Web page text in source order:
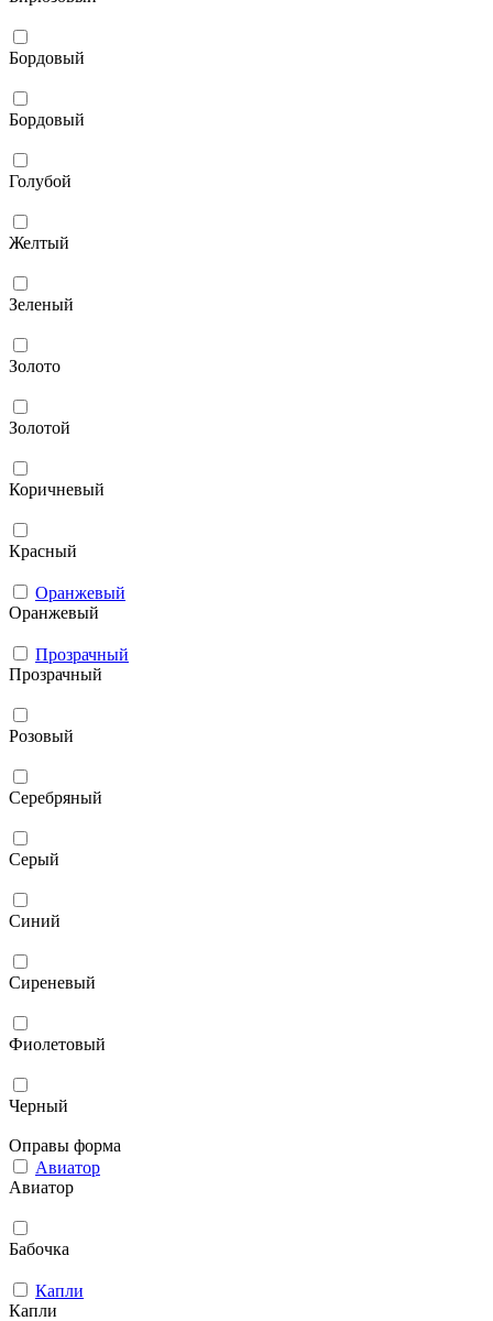
Бордовый
Бордовый
Голубой
Желтый
Зеленый
Золото
Золотой
Коричневый
Красный
Оранжевый
Оранжевый
Прозрачный
Прозрачный
Розовый
Серебряный
Серый
Синий
Сиреневый
Фиолетовый
Черный
Оправы форма
Авиатор
Авиатор
Бабочка
Капли
Капли